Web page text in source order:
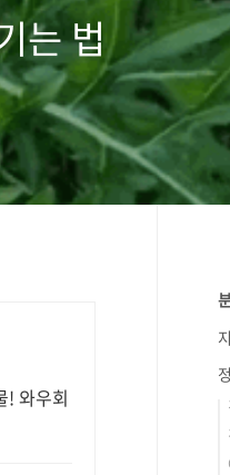
는 법
! 와우회